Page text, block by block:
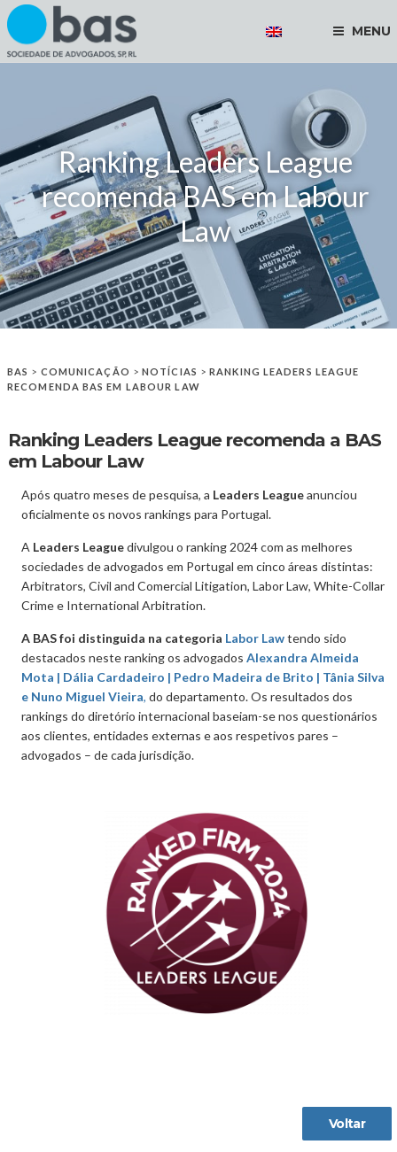
MENU
Ranking Leaders League
recomenda BAS em Labour
Law
BAS > COMUNICAÇÃO >NOTÍCIAS >RANKING LEADERS LEAGUE
RECOMENDA BAS EM LABOUR LAW
Ranking Leaders League recomenda a BAS
em Labour Law
Após quatro meses de pesquisa, a Leaders Leagueanunciou
oficialmente os novos rankings para Portugal.
A Leaders Leaguedivulgou o ranking 2024 com as melhores
sociedades de advogados em Portugal em cinco áreas distintas:
Arbitrators, Civil and Comercial Litigation, Labor Law, White-Collar
Crime e International Arbitration.
A BAS foi distinguida na categoria Labor Lawtendo sido
destacados neste ranking os advogados Alexandra Almeida
Mota | Dália Cardadeiro | Pedro Madeira de Brito | Tânia Silva
e Nuno Miguel Vieira, do departamento. Os resultados dos
rankings do diretório internacional baseiam-se nos questionários
aos clientes, entidades externas e aos respetivos pares –
advogados – de cada jurisdição.
Voltar